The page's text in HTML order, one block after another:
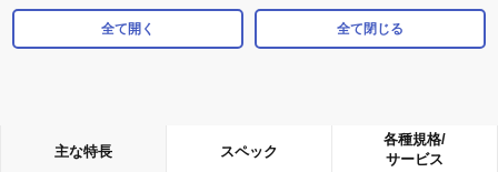
全て開く 全て閉じる
主な特長 スペック
各種規格/
サービス